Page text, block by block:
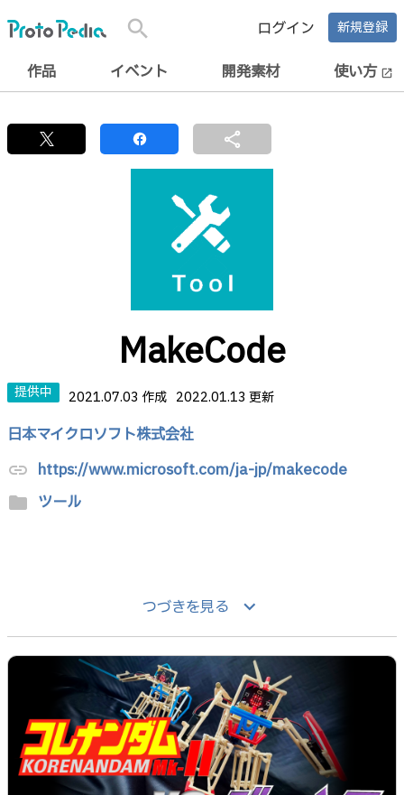
search ログイン 新規登録
作品 イベント 開発素材 使い方 open_in_new
share
MakeCode
提供中 2021.07.03 作成 2022.01.13 更新
日本マイクロソフト株式会社
link https://www.microsoft.com/ja-jp/makecode
folder ツール
つづきを見る keyboard_arrow_down